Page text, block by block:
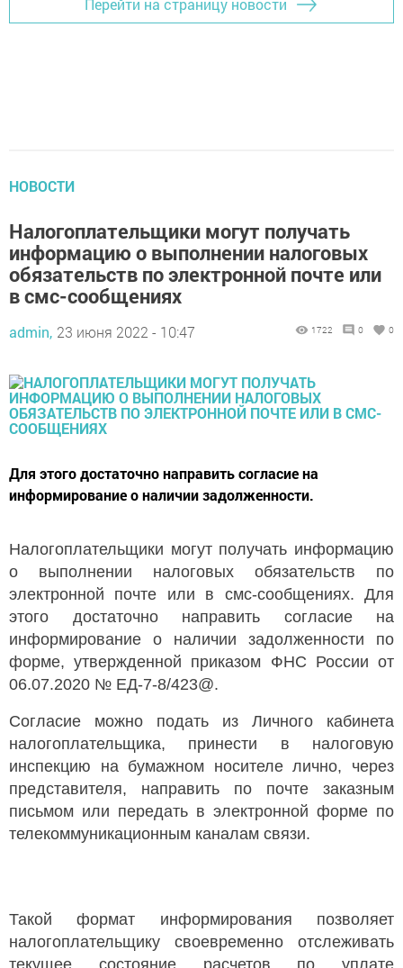
Перейти на страницу новости
НОВОСТИ
Налогоплательщики могут получать
информацию о выполнении налоговых
обязательств по электронной почте или
в смс-сообщениях
admin, 23 июня 2022 - 10:47 1722 0 0
Для этого достаточно направить согласие на
информирование о наличии задолженности.
Налогоплательщики могут получать информацию
о выполнении налоговых обязательств по
электронной почте или в смс-сообщениях. Для
этого достаточно направить согласие на
информирование о наличии задолженности по
форме, утвержденной приказом ФНС России от
06.07.2020 № ЕД-7-8/423@.
Согласие можно подать из Личного кабинета
налогоплательщика, принести в налоговую
инспекцию на бумажном носителе лично, через
представителя, направить по почте заказным
письмом или передать в электронной форме по
телекоммуникационным каналам связи.
Такой формат информирования позволяет
налогоплательщику своевременно отслеживать
текущее состояние расчетов по уплате